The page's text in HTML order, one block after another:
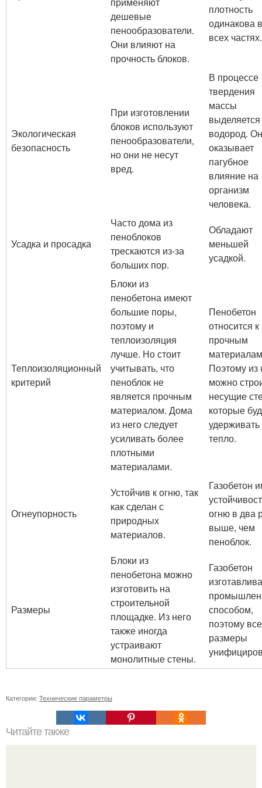
дешевые
пенообразователи.
Они влияют на
прочность блоков.
плотность
одинакова
всех частях.
Экологическая
безопасность
При изготовлении
блоков используют
пенообразователи,
но они не несут
вред.
В процессе
твердения
массы
выделяется
водород.
оказывает
пагубное
влияние на
организм
человека.
Усадка и просадка
Часто дома из
пеноблоков
трескаются из-за
больших пор.
Обладают
меньшей
усадкой.
Теплоизоляционный
критерий
Блоки из
пенобетона имеют
большие поры,
поэтому и
теплоизоляция
лучше. Но стоит
учитывать, что
пеноблок не
является прочным
материалом. Дома
из него следует
усиливать более
плотными
материалами.
Пенобетон
относится к
прочным
Поэтому из
можно
несущие
которые
удерживать
тепло.
Огнеупорность
Устойчив к огню, так
как сделан с
природных
материалов.
Газобетон
огню в два
выше, чем
пеноблок.
Размеры
Блоки из
пенобетона можно
изготовить на
строительной
площадке. Из него
также иногда
устраивают
монолитные стены.
Газобетон
способом,
поэтому все
размеры
Категории: Технические параметры
Читайте также